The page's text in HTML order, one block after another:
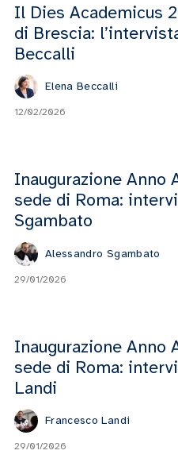
Il Dies Academicus
di Brescia:
Beccalli
Elena Beccalli
12/02/2026
Inaugurazione Anno
sede di Roma:
Sgambato
Alessandro Sgambato
29/01/2026
Inaugurazione Anno
sede di Roma:
Landi
Francesco Landi
29/01/2026